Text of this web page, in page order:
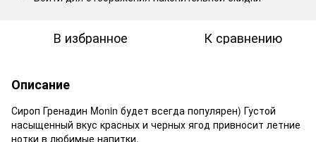
В избранное К сравнению
Описание
Сироп Гренадин Monin будет всегда популярен) Густой
насыщенный вкус красных и черных ягод привносит летние
нотки в любимые напитки.